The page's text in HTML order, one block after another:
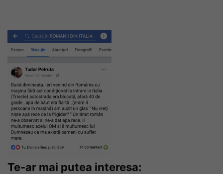
Te-ar mai putea interesa: